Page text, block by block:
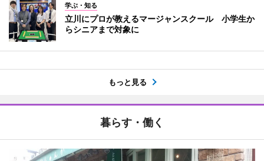
学ぶ・知る
立川にプロが教えるマージャンスクール 小学生か
らシニアまで対象に
もっと見る
暮らす・働く